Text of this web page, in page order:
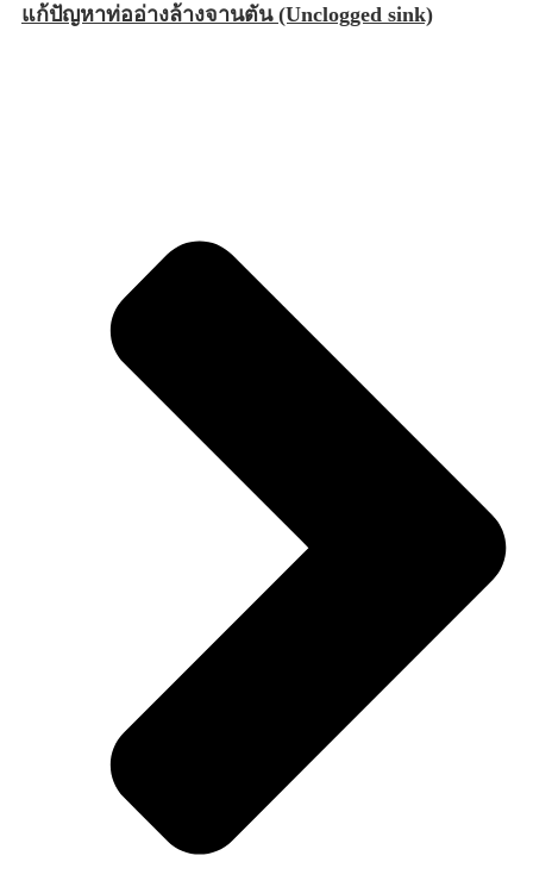
แก้ปัญหาท่ออ่างล้างจานตัน (Unclogged sink)